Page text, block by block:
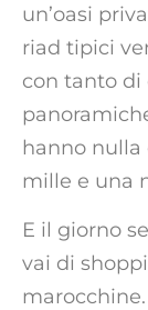
un’oasi
riad tipici
con tanto di
hanno nulla
mille e una
E il giorno
vai di